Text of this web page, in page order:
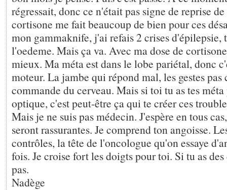
régressait, donc ce n'était pas signe de reprise
cortisone me fait beaucoup de bien pour ces
mon gammaknife, j'ai refais 2 crises d'épilepsie,
l'oedeme. Mais ça va. Avec ma dose de
mieux. Ma méta est dans le lobe pariétal, donc
moteur. La jambe qui répond mal, les gestes pas
commande du cerveau. Mais si toi tu as tes
optique, c'est peut-être ça qui te créer ces
Mais je ne suis pas médecin. J'espère en tous
seront rassurantes. Je comprend ton angoisse.
contrôles, la tête de l'oncologue qu'on essaye
fois. Je croise fort les doigts pour toi. Si tu as
pas.
Nadège